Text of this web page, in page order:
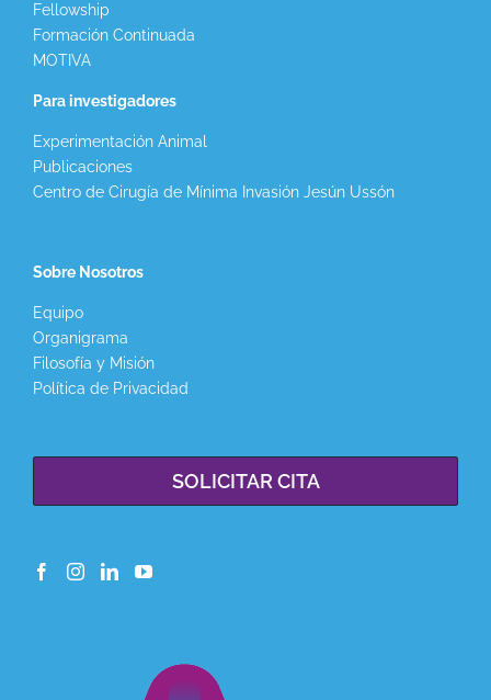
Fellowship
Formación Continuada
MOTIVA
Para investigadores
Experimentación Animal
Publicaciones
Centro de Cirugía de Mínima Invasión Jesún Ussón
Sobre Nosotros
Equipo
Organigrama
Filosofía y Misión
Política de Privacidad
SOLICITAR CITA